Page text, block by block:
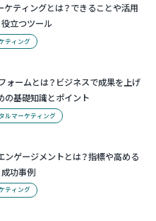
ケティングとは？できることや活用
役立つツール
ティング
ォームとは？ビジネスで成果を上げ
の基礎知識とポイント
ルマーケティング
ンゲージメントとは？指標や高める
成功事例
ティング